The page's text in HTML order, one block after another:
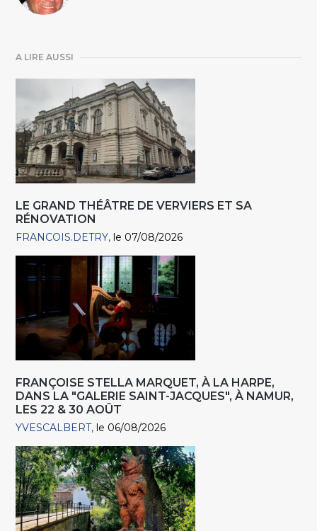
A LIRE AUSSI
LE GRAND THÉÂTRE DE VERVIERS ET SA
RÉNOVATION
FRANCOIS.DETRY le 07/08/2026
FRANÇOISE STELLA MARQUET, À LA HARPE,
DANS LA "GALERIE SAINT-JACQUES", À NAMUR,
LES 22 & 30 AOÛT
YVESCALBERT le 06/08/2026